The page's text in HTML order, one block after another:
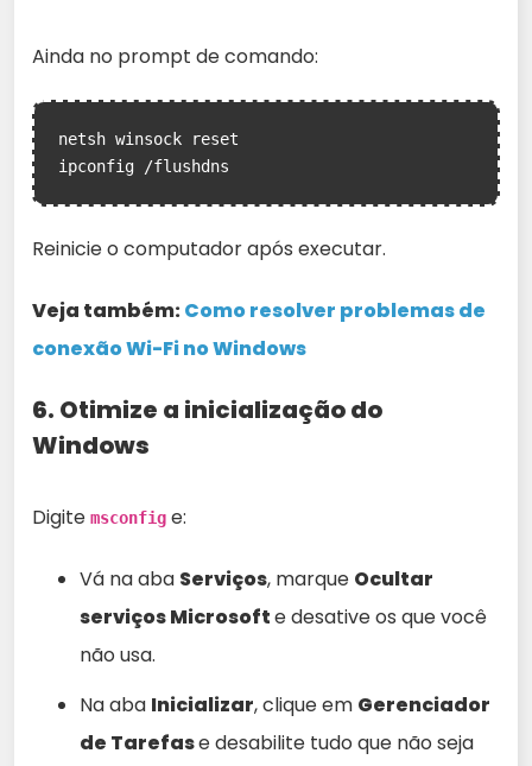
Ainda no prompt de comando:
netsh winsock reset
ipconfig /flushdns
Reinicie o computador após executar.
Veja também:Como resolver problemas de
conexão Wi-Fi no Windows
6. Otimize a inicialização do
Windows
Digite msconfig e:
Vá na aba Serviços, marque Ocultar
serviços Microsofte desative os que você
não usa.
Na aba Inicializar, clique em Gerenciador
de Tarefase desabilite tudo que não seja